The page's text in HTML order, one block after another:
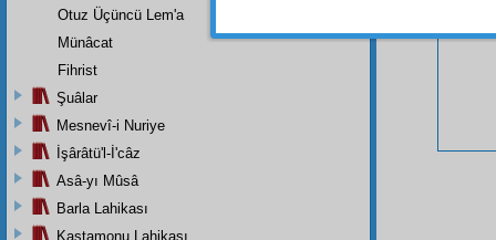
Otuz Üçüncü Lem'a
Münâcat
Fihrist
Şuâlar
Mesnevî-i Nuriye
İşârâtü'l-İ'câz
Asâ-yı Mûsâ
Barla Lahikası
Kastamonu Lahikası